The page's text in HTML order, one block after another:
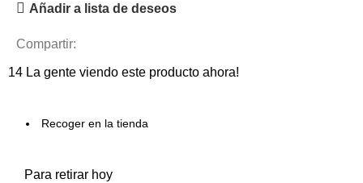
Añadir a lista de deseos
Compartir:
14 La gente viendo este producto ahora!
Recoger en la tienda
Para retirar hoy